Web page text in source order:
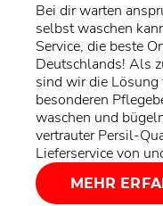
Bei dir warten
selbst waschen
Service, die beste
Deutschlands! Als
sind wir die
besonderen
waschen und
vertrauter Persil-
Lieferservice von
MEHR